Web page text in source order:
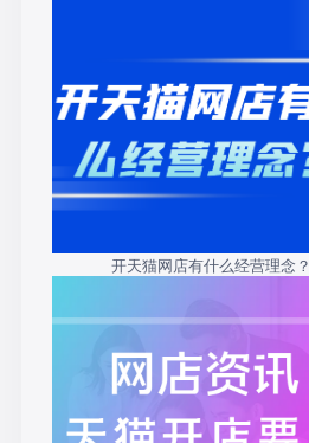
开天猫网店有什么经营理念？